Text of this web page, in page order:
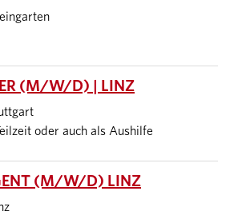
(M/W/D) | LINZ
oder auch als Aushilfe
(M/W/D) LINZ